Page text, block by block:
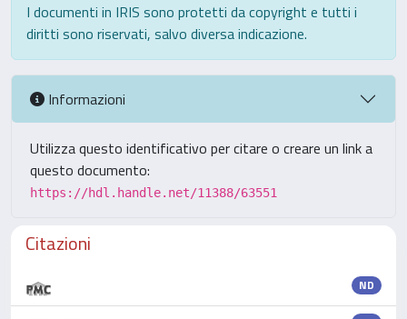
I documenti in IRIS sono protetti da copyright e tutti i
diritti sono riservati, salvo diversa indicazione.
Informazioni
Utilizza questo identificativo per citare o creare un link a
questo documento:
https://hdl.handle.net/11388/63551
Citazioni
ND